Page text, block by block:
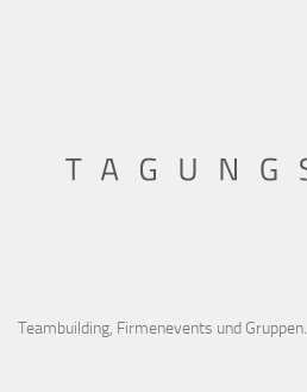
Teambuilding, Firmenevents und Gruppen.